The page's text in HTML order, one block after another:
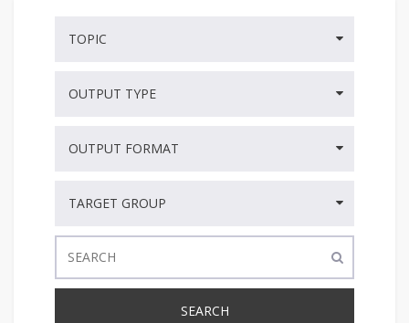
TOPIC
OUTPUT TYPE
OUTPUT FORMAT
TARGET GROUP